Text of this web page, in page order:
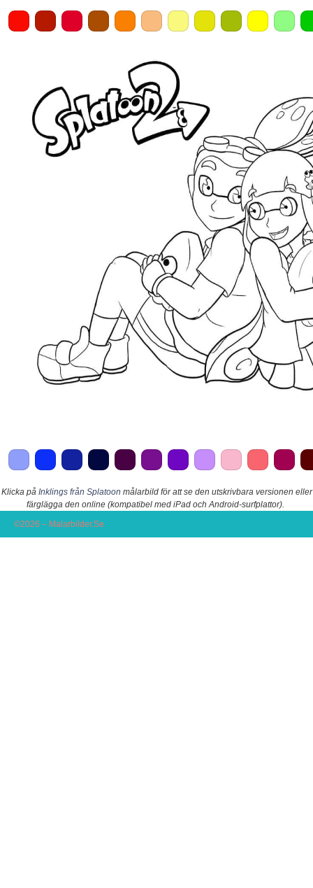
Klicka på Inklings från Splatoon målarbild för att se den utskrivbara versionen eller
färglägga den online (kompatibel med iPad och Android-surfplattor).
©2026 – Malarbilder.Se